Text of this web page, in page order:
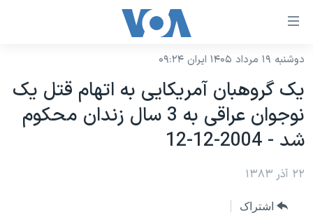
لینکهای
دسترسی
جهش
محتوای
اصلی
صفحه
نسخه سبک وب‌سایت
موضوع ها
آمریکا
جهان
برنامه های تلویزیونی
جدول برنامه ها
صفحه‌های ویژه
دوشنبه ۱۹ مرداد ۱۴۰۵ ایران ۰۹:۲۴
يک گروهبان آمريکايی به اتهام قتل يک
‏نوجوان عراقی به 3 سال زندان محکوم
شد - 2004-12-12
۲۲ آذر ۱۳۸۳
اشتراک